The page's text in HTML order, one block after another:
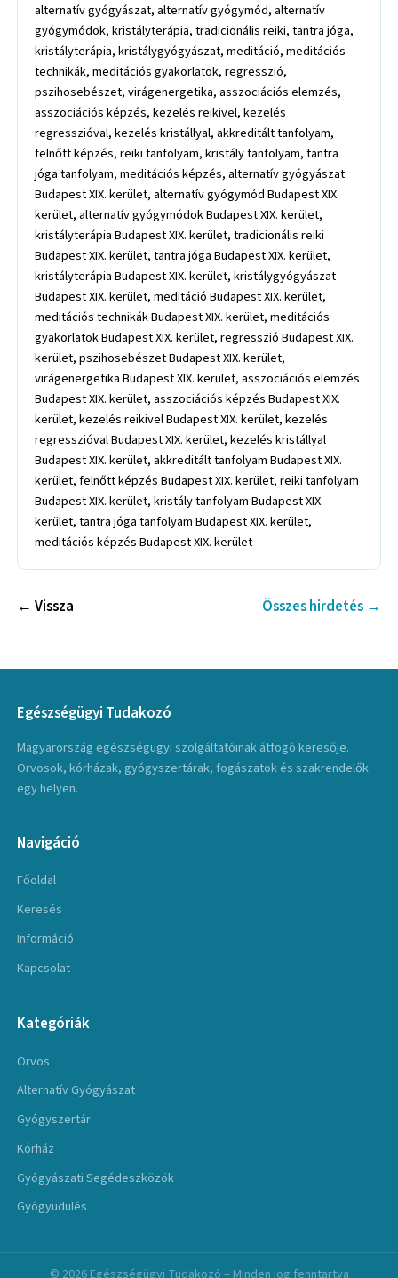
alternatív gyógyászat, alternatív gyógymód, alternatív
gyógymódok, kristályterápia, tradicionális reiki, tantra jóga,
kristályterápia, kristálygyógyászat, meditáció, meditációs
technikák, meditációs gyakorlatok, regresszió,
pszihosebészet, virágenergetika, asszociációs elemzés,
asszociációs képzés, kezelés reikivel, kezelés
regresszióval, kezelés kristállyal, akkreditált tanfolyam,
felnőtt képzés, reiki tanfolyam, kristály tanfolyam, tantra
jóga tanfolyam, meditációs képzés, alternatív gyógyászat
Budapest XIX. kerület, alternatív gyógymód Budapest XIX.
kerület, alternatív gyógymódok Budapest XIX. kerület,
kristályterápia Budapest XIX. kerület, tradicionális reiki
Budapest XIX. kerület, tantra jóga Budapest XIX. kerület,
kristályterápia Budapest XIX. kerület, kristálygyógyászat
Budapest XIX. kerület, meditáció Budapest XIX. kerület,
meditációs technikák Budapest XIX. kerület, meditációs
gyakorlatok Budapest XIX. kerület, regresszió Budapest XIX.
kerület, pszihosebészet Budapest XIX. kerület,
virágenergetika Budapest XIX. kerület, asszociációs elemzés
Budapest XIX. kerület, asszociációs képzés Budapest XIX.
kerület, kezelés reikivel Budapest XIX. kerület, kezelés
regresszióval Budapest XIX. kerület, kezelés kristállyal
Budapest XIX. kerület, akkreditált tanfolyam Budapest XIX.
kerület, felnőtt képzés Budapest XIX. kerület, reiki tanfolyam
Budapest XIX. kerület, kristály tanfolyam Budapest XIX.
kerület, tantra jóga tanfolyam Budapest XIX. kerület,
meditációs képzés Budapest XIX. kerület
← Vissza Összes hirdetés →
Egészségügyi Tudakozó
Magyarország egészségügyi szolgáltatóinak átfogó keresője.
Orvosok, kórházak, gyógyszertárak, fogászatok és szakrendelők
egy helyen.
Navigáció
Főoldal
Keresés
Információ
Kapcsolat
Kategóriák
Orvos
Alternatív Gyógyászat
Gyógyszertár
Kórház
Gyógyászati Segédeszközök
Gyógyüdülés
© 2026 Egészségügyi Tudakozó – Minden jog fenntartva